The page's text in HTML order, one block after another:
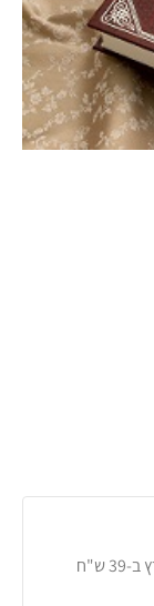
שליח עד הבית לכל רחבי הארץ ב-39 ש"ח